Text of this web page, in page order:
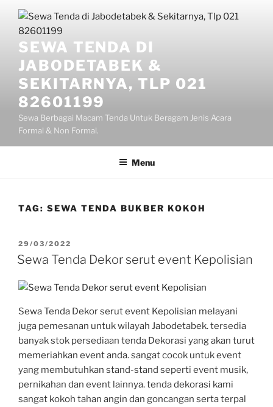
Lompat
konten
SEWA TENDA DI
JABODETABEK &
SEKITARNYA, TLP 021
82601199
Sewa Berbagai Macam Tenda Untuk Beragam Jenis Acara
Formal & Non Formal.
Menu
TAG: SEWA TENDA BUKBER KOKOH
DIPOSKAN
PADA
29/03/2022
Sewa Tenda Dekor serut event Kepolisian
Sewa Tenda Dekor serut event Kepolisian melayani
juga pemesanan untuk wilayah Jabodetabek. tersedia
banyak stok persediaan tenda Dekorasi yang akan turut
memeriahkan event anda. sangat cocok untuk event
yang membutuhkan stand-stand seperti event musik,
pernikahan dan event lainnya. tenda dekorasi kami
sangat kokoh tahan angin dan goncangan serta terpal